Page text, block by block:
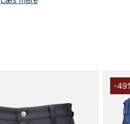
talje og lige ben i en straight fit,
stretchblanding giver god
hjælper jeansene med at bevare
med normal talje og lige ben
de fleste kropstyper og let kan
en flot hoodie.
-